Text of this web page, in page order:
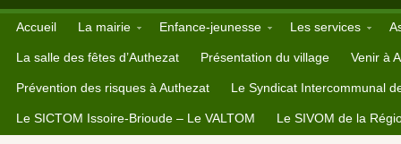
Accueil La mairie Enfance-jeunesse Les services
La salle des fêtes d’Authezat Présentation du village Venir à
Prévention des risques à Authezat Le Syndicat Intercommunal
Le SICTOM Issoire-Brioude – Le VALTOM Le SIVOM de la